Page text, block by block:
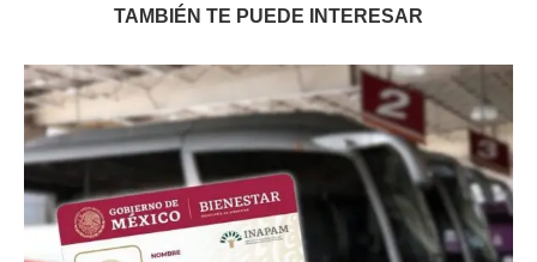
TAMBIÉN TE PUEDE INTERESAR